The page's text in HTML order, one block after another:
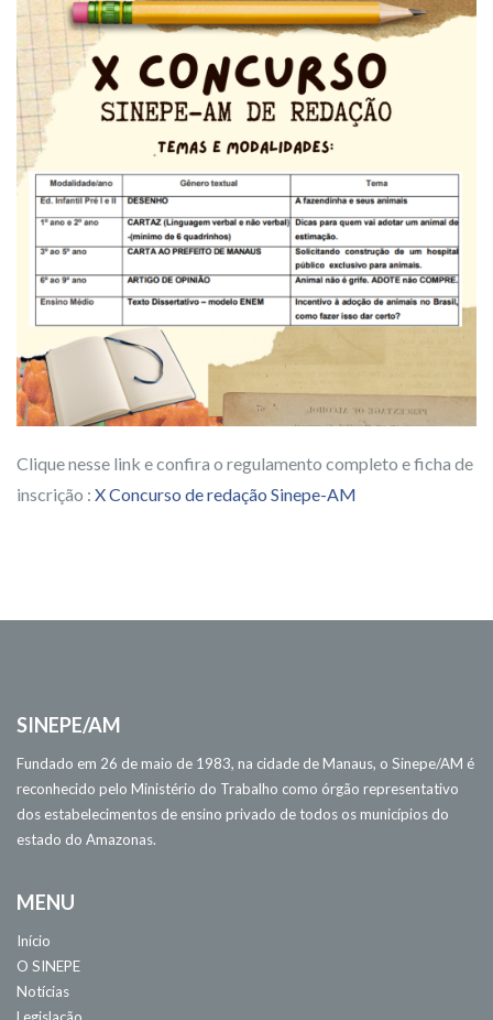
Clique nesse link e confira o regulamento completo e ficha de
inscrição : X Concurso de redação Sinepe-AM
SINEPE/AM
Fundado em 26 de maio de 1983, na cidade de Manaus, o Sinepe/AM é
reconhecido pelo Ministério do Trabalho como órgão representativo
dos estabelecimentos de ensino privado de todos os municípios do
estado do Amazonas.
MENU
Início
O SINEPE
Notícias